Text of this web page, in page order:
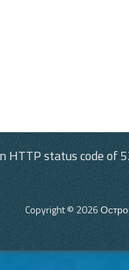
HTTP status code of
Copyright © 2026